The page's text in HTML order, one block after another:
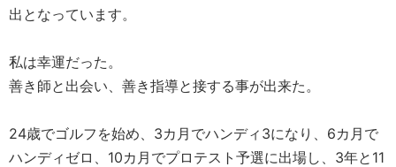
出となっています。
私は幸運だった。
善き師と出会い、善き指導と接する事が出来た。
24歳でゴルフを始め、3カ月でハンディ3になり、6カ月で
ハンディゼロ、10カ月でプロテスト予選に出場し、3年と11